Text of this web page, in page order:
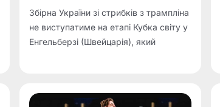
Збірна України зі стрибків з трампліна
не виступатиме на етапі Кубка світу у
Енгельберзі (Швейцарія), який